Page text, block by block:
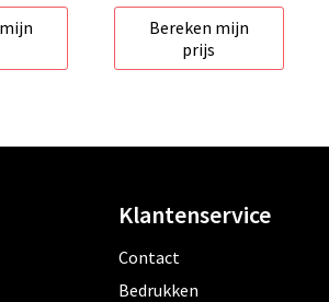
Bereken mijn
prijs
Klantenservice
Contact
Bedrukken